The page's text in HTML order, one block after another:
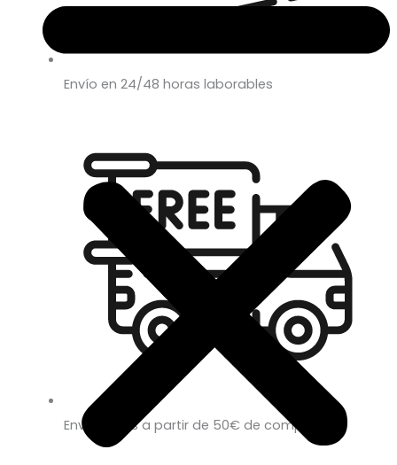
Envío en 24/48 horas laborables
Envío gratis a partir de 50€ de compra